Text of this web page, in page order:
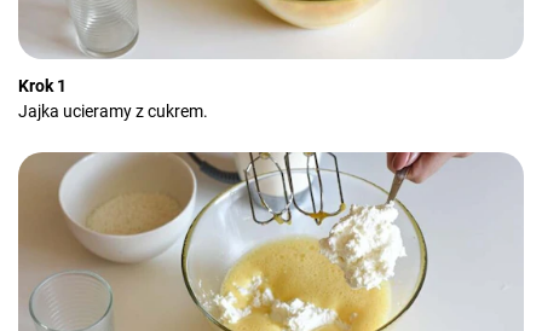
Krok 1
Jajka ucieramy z cukrem.